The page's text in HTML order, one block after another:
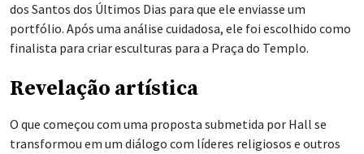
dos Santos dos Últimos Dias para que ele enviasse um
portfólio. Após uma análise cuidadosa, ele foi escolhido como
finalista para criar esculturas para a Praça do Templo.
Revelação artística
O que começou com uma proposta submetida por Hall se
transformou em um diálogo com líderes religiosos e outros